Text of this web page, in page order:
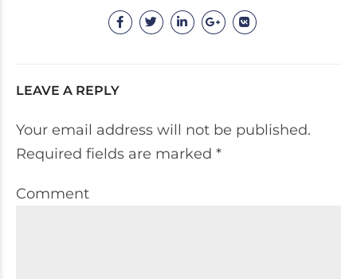
LEAVE A REPLY
Your email address will not be published.
Required fields are marked *
Comment